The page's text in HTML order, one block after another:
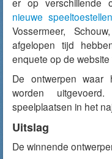
nieuwe speeltoestellen
Vossermeer,
afgelopen tijd
enquete op de
De ontwerpen
worden
speelplaatsen in het
Uitslag
De winnende